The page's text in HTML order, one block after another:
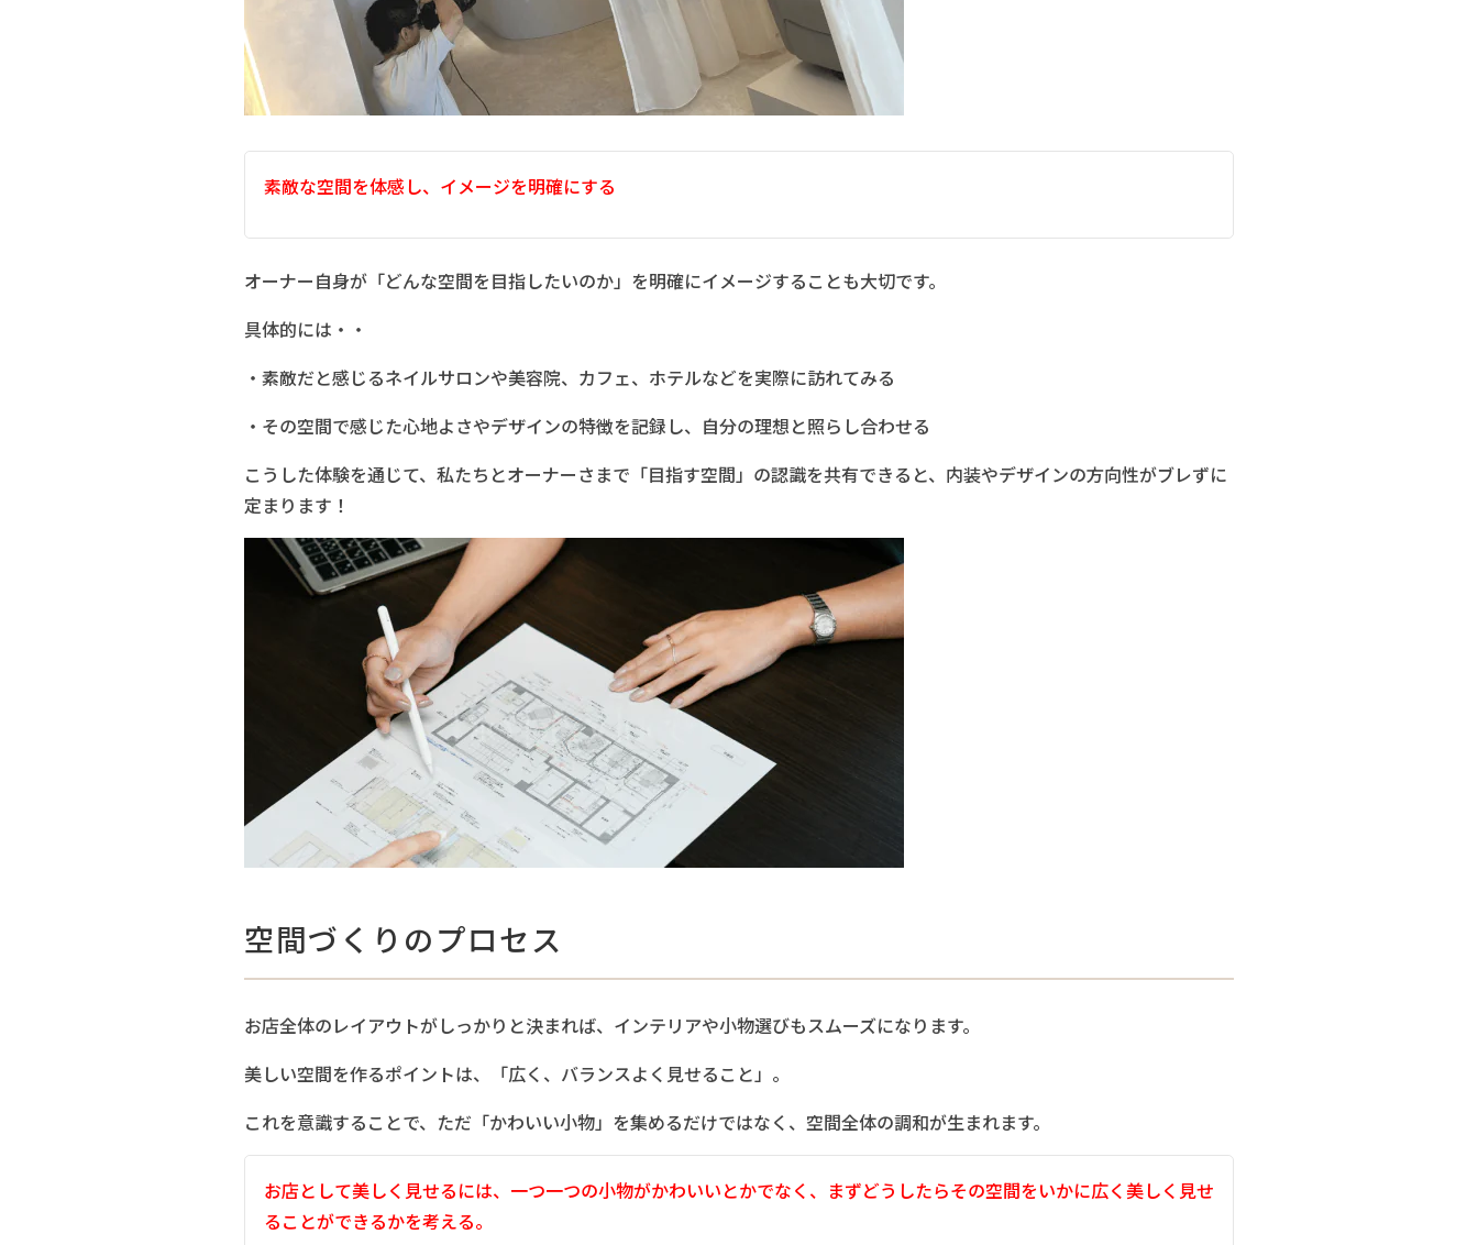
素敵な空間を体感し、イメージを明確にする
オーナー自身が「どんな空間を目指したいのか」を明確にイメージすることも大切です。
具体的には・・
・素敵だと感じるネイルサロンや美容院、カフェ、ホテルなどを実際に訪れてみる
・その空間で感じた心地よさやデザインの特徴を記録し、自分の理想と照らし合わせる
こうした体験を通じて、私たちとオーナーさまで「目指す空間」の認識を共有できると、内装やデザインの方向性がブレずに
定まります！
空間づくりのプロセス
お店全体のレイアウトがしっかりと決まれば、インテリアや小物選びもスムーズになります。
美しい空間を作るポイントは、「広く、バランスよく見せること」。
これを意識することで、ただ「かわいい小物」を集めるだけではなく、空間全体の調和が生まれます。
お店として美しく見せるには、一つ一つの小物がかわいいとかでなく、まずどうしたらその空間をいかに広く美しく見せ
ることができるかを考える。